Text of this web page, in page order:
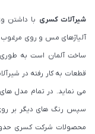
شیرآلات کسری با داشتن
آلیاژهای مس و روی مرغوب
ساخت آلمان است به
قطعات به کار رفته در
می نماید. در تمام مدل
سپس رنگ های دیگر بر روی